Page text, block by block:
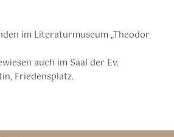
im Literaturmuseum „Theodor
auch im Saal der Ev.
Friedensplatz.